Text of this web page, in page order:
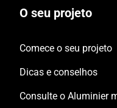
O seu projeto
Comece o seu projeto
Dicas e conselhos